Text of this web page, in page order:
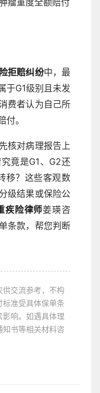
拒赔纠纷中，最
于G1级别且未发
费者认为自己所
。
核对病理报告上
竟是G1、G2还
移？这些客观数
级结果或保险公
疾险律师姜瑛咨
条款，帮您判断
交流参考，不构
标准受具体保单条
响。如遇具体理
书等相关材料咨